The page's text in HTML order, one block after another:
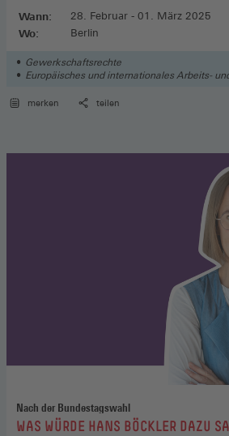
Wann: 28. Februar - 01. März 2025
Wo: Berlin
Gewerkschaftsrechte
Europäisches und internationales Arbeits-
merken
teilen
Nach der Bundestagswahl
:WAS WÜRDE HANS BÖCKLER DAZU